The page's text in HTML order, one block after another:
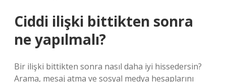
Ciddi ilişki bittikten sonra
ne yapılmalı?
Bir ilişki bittikten sonra nasıl daha iyi hissedersin?
Arama, mesaj atma ve sosyal medya hesaplarını